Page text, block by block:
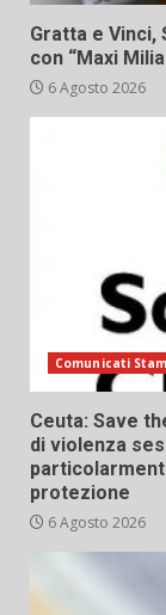
Gratta e Vinci,
con “Maxi
6 Agosto 2026
Comunicati
Ceuta: Save
di violenza
protezione
6 Agosto 2026